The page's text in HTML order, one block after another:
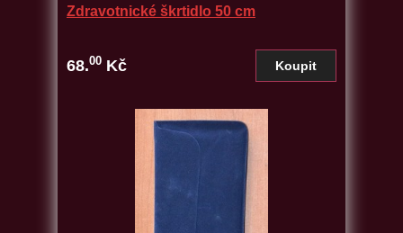
Zdravotnické škrtidlo 50 cm
68.00 Kč